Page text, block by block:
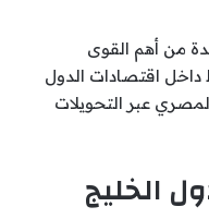
من أهم القوى
داخل اقتصادات الدول
عبر التحويلات